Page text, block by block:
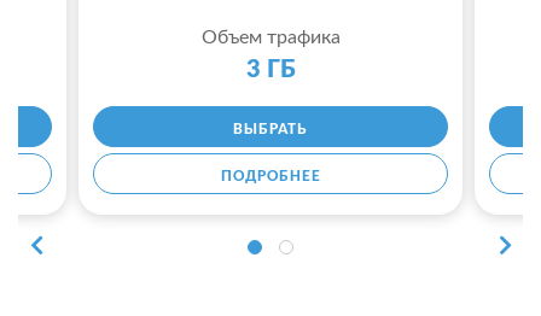
Объем трафика
3 ГБ
ВЫБРАТЬ
ПОДРОБНЕЕ